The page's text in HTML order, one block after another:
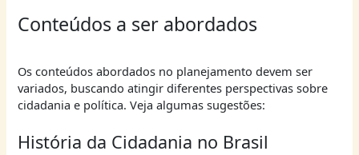
Conteúdos a ser abordados
Os conteúdos abordados no planejamento devem ser
variados, buscando atingir diferentes perspectivas sobre
cidadania e política. Veja algumas sugestões:
História da Cidadania no Brasil